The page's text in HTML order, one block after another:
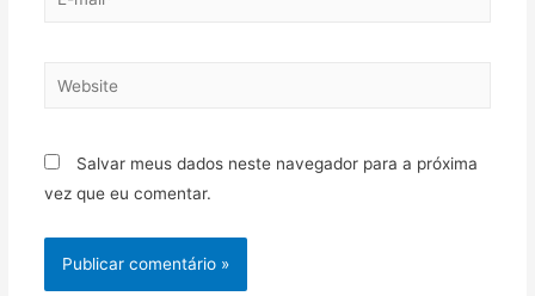
Salvar meus dados neste navegador para a próxima
vez que eu comentar.